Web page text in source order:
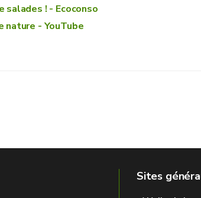
salades ! - Ecoconso
nature - YouTube
Sites